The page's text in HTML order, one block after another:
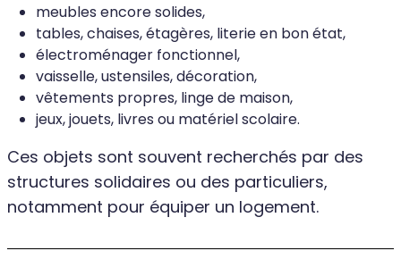
meubles encore solides,
tables, chaises, étagères, literie en bon état,
électroménager fonctionnel,
vaisselle, ustensiles, décoration,
vêtements propres, linge de maison,
jeux, jouets, livres ou matériel scolaire.
Ces objets sont souvent recherchés par des
structures solidaires ou des particuliers,
notamment pour équiper un logement.